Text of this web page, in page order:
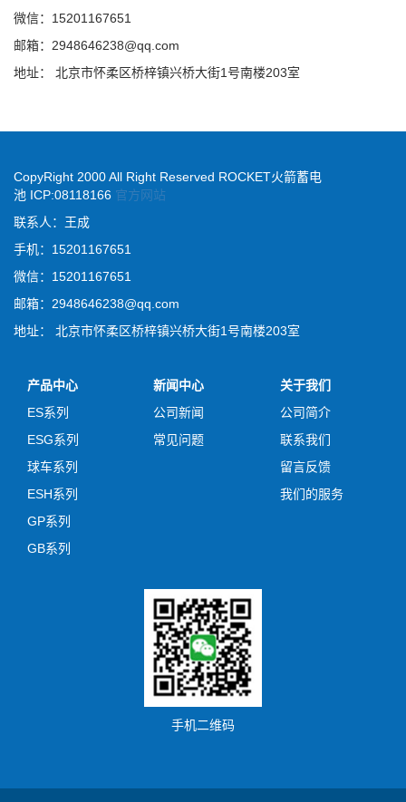
微信：15201167651
邮箱： 2948646238@qq.com
地址： 北京市怀柔区桥梓镇兴桥大街1号南楼203室
CopyRight 2000 All Right Reserved ROCKET火箭蓄电
池 ICP:08118166 官方网站
联系人：王成
手机：15201167651
微信：15201167651
邮箱： 2948646238@qq.com
地址： 北京市怀柔区桥梓镇兴桥大街1号南楼203室
产品中心
ES系列
ESG系列
球车系列
ESH系列
GP系列
GB系列
新闻中心
公司新闻
常见问题
关于我们
公司简介
联系我们
留言反馈
我们的服务
手机二维码